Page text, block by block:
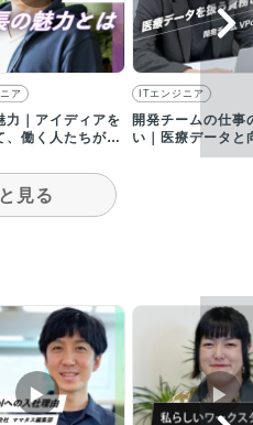
ア
力｜アイディアを
、働く人たちがい
ITエンジニア
開発チームの仕事
い｜医療データと
医療の未来へ挑戦
見る
▶︎ ▶︎